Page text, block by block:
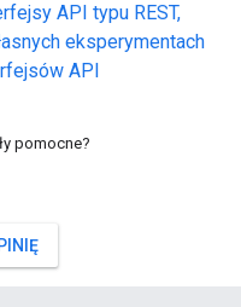
API typu REST,
eksperymentach
API
pomocne?